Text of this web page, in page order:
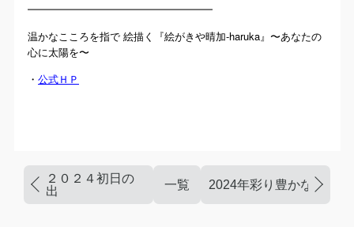
━━━━━━━━━━━━━━━━━━
温かなこころを指で 絵描く『絵がきや晴加-haruka』〜あなたの
心に太陽を〜
・ 公式ＨＰ
２０２４初日の
出
一覧 2024年彩り豊かな1年へ